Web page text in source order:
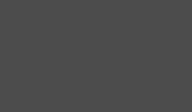
pilan,
suuttumaan